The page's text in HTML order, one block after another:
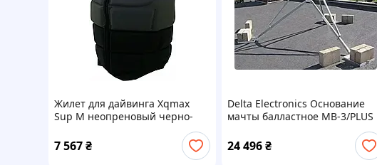
Жилет для дайвинга Xqmax
Sup M неопреновый черно-
7 567₴
Delta Electronics Основание
мачты балластное MB-3/PLUS
24 496₴